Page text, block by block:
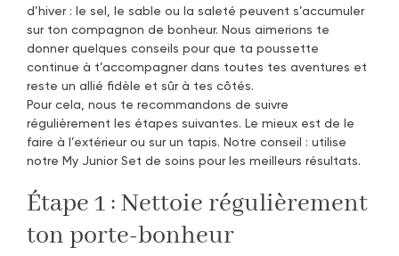
d’hiver : le sel, le sable ou la saleté peuvent s’accumuler
sur ton compagnon de bonheur. Nous aimerions te
donner quelques conseils pour que ta poussette
continue à t’accompagner dans toutes tes aventures et
reste un allié fidèle et sûr à tes côtés.
Pour cela, nous te recommandons de suivre
régulièrement les étapes suivantes. Le mieux est de le
faire à l’extérieur ou sur un tapis. Notre conseil : utilise
notre My Junior Set de soins pour les meilleurs résultats.
Étape 1 : Nettoie régulièrement
ton porte-bonheur